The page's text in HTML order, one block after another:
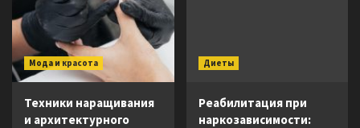
Мода и красота
Техники наращивания
и архитектурного
Диеты
Реабилитация при
наркозависимости: